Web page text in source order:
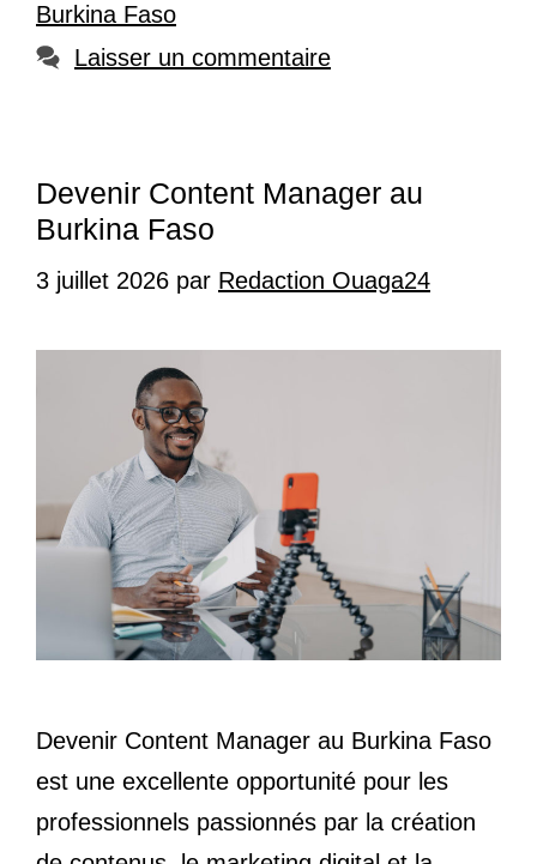
Burkina Faso
Laisser un commentaire
Devenir Content Manager au
Burkina Faso
3 juillet 2026 par Redaction Ouaga24
Devenir Content Manager au Burkina Faso
est une excellente opportunité pour les
professionnels passionnés par la création